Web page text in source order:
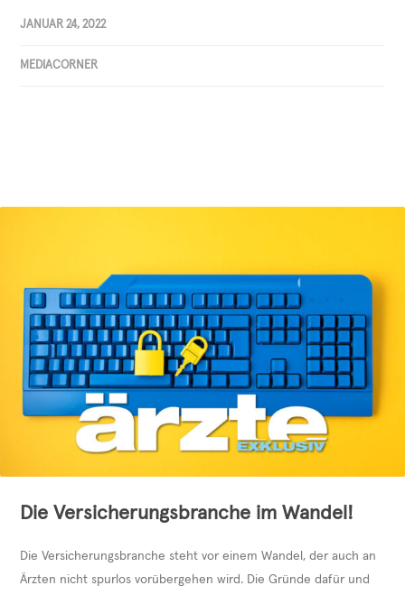
JANUAR 24, 2022
MEDIACORNER
Die Versicherungsbranche im Wandel!
Die Versicherungsbranche steht vor einem Wandel, der auch an
Ärzten nicht spurlos vorübergehen wird. Die Gründe dafür und